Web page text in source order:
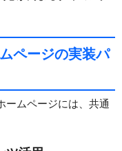
ページの実装パ
ームページには、共通